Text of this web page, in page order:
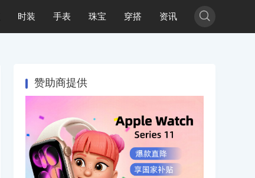
时装 手表 珠宝 穿搭 资讯 
赞助商提供